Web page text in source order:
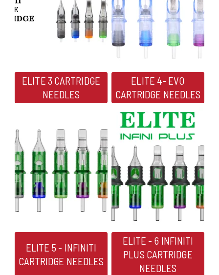
ELITE 3 CARTRIDGE
NEEDLES
ELITE 4- EVO
CARTRIDGE NEEDLES
ELITE 5 - INFINITI
CARTRIDGE NEEDLES
ELITE - 6 INFINITI
PLUS CARTRIDGE
NEEDLES